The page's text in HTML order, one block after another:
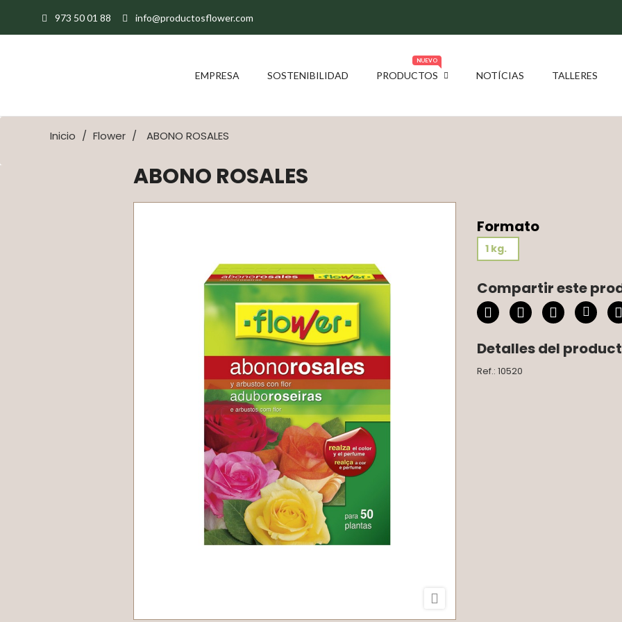
973 50 01 88 info@productosflower.com
EMPRESA SOSTENIBILIDAD PRODUCTOS
NUEVO
NOTÍCIAS TALLERES
Inicio Flower ABONO ROSALES
ABONO ROSALES

Formato
1 kg.
Compartir este
Detalles del
Ref.: 10520